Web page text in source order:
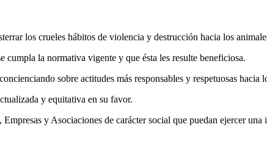
los crueles hábitos de violencia y destrucción hacia los
cumpla la normativa vigente y que ésta les resulte beneficiosa.
sobre actitudes más responsables y respetuosas hacia
y equitativa en su favor.
y Asociaciones de carácter social que puedan ejercer